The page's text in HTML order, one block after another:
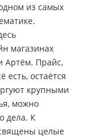
из самых
магазинах
Артём. Прайс,
есть, остаётся
крупными
можно
дела. К
целые